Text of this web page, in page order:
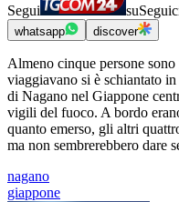
Segui su
whatsapp discover
Almeno cinque persone
viaggiavano si è schiantato
di Nagano nel Giappone
vigili del fuoco. A bordo
quanto emerso, gli altri
ma non sembrerebbero dare
nagano
giappone